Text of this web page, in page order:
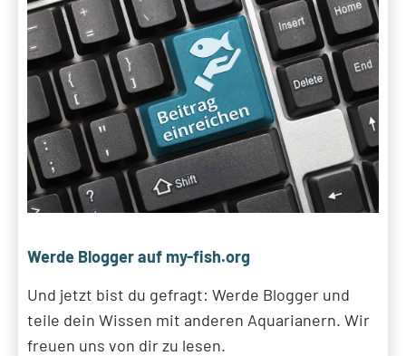
Werde Blogger auf my-fish.org
Und jetzt bist du gefragt: Werde Blogger und
teile dein Wissen mit anderen Aquarianern. Wir
freuen uns von dir zu lesen.